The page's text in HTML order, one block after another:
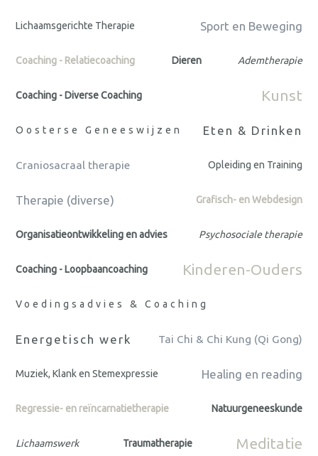
Lichaamsgerichte Therapie Sport en Beweging
Coaching - Relatiecoaching Dieren Ademtherapie
Coaching - Diverse Coaching Kunst
Oosterse Geneeswijzen Eten & Drinken
Craniosacraal therapie Opleiding en Training
Therapie (diverse) Grafisch- en Webdesign
Organisatieontwikkeling en advies Psychosociale therapie
Coaching - Loopbaancoaching Kinderen-Ouders
Voedingsadvies & Coaching
Energetisch werk Tai Chi & Chi Kung (Qi Gong)
Muziek, Klank en Stemexpressie Healing en reading
Regressie- en reïncarnatietherapie Natuurgeneeskunde
Lichaamswerk Traumatherapie Meditatie